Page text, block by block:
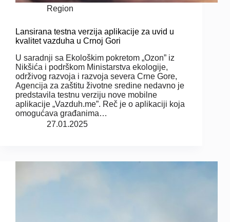
Region
Lansirana testna verzija aplikacije za uvid u
kvalitet vazduha u Crnoj Gori
U saradnji sa Ekološkim pokretom „Ozon” iz
Nikšića i podrškom Ministarstva ekologije,
održivog razvoja i razvoja severa Crne Gore,
Agencija za zaštitu životne sredine nedavno je
predstavila testnu verziju nove mobilne
aplikacije „Vazduh.me”. Reč je o aplikaciji koja
omogućava građanima…
27.01.2025